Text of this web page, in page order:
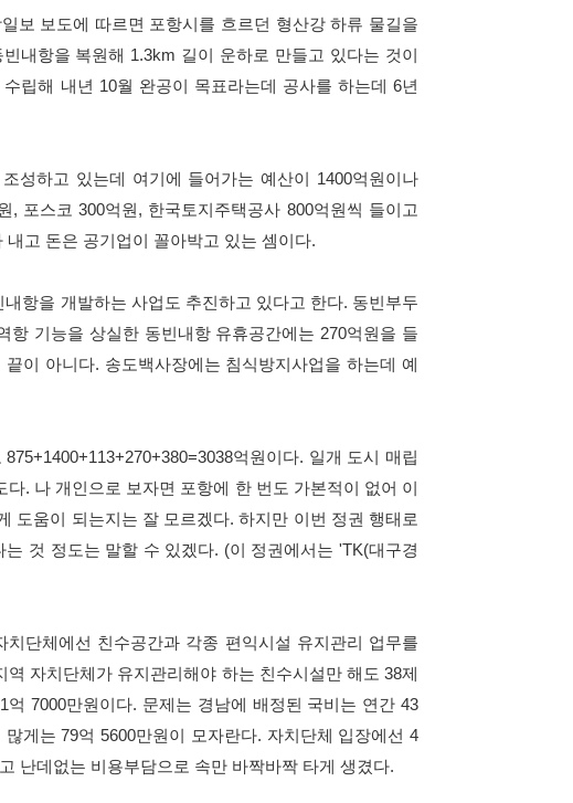
보 보도에 따르면 포항시를 흐르던 형산강 하류 물길을
내항을 복원해 1.3km 길이 운하로 만들고 있다는 것이
립해 내년 10월 완공이 목표라는데 공사를 하는데 6년
성하고 있는데 여기에 들어가는 예산이 1400억원이나
, 포스코 300억원, 한국토지주택공사 800억원씩 들이고
고 돈은 공기업이 꼴아박고 있는 셈이다.
항을 개발하는 사업도 추진하고 있다고 한다. 동빈부두
항 기능을 상실한 동빈내항 유휴공간에는 270억원을 들
이 아니다. 송도백사장에는 침식방지사업을 하는데 예
억원이다. 일개 도시 매립
. 나 개인으로 보자면 포항에 한 번도 가본적이 없어 이
도움이 되는지는 잘 모르겠다. 하지만 이번 정권 행태로
것 정도는 말할 수 있겠다. (이 정권에서는 'TK(대구경
단체에선 친수공간과 각종 편익시설 유지관리 업무를
자치단체가 유지관리해야 하는 친수시설만 해도 38제
7000만원이다. 문제는 경남에 배정된 국비는 연간 43
게는 79억 5600만원이 모자란다. 자치단체 입장에선 4
난데없는 비용부담으로 속만 바짝바짝 타게 생겼다.